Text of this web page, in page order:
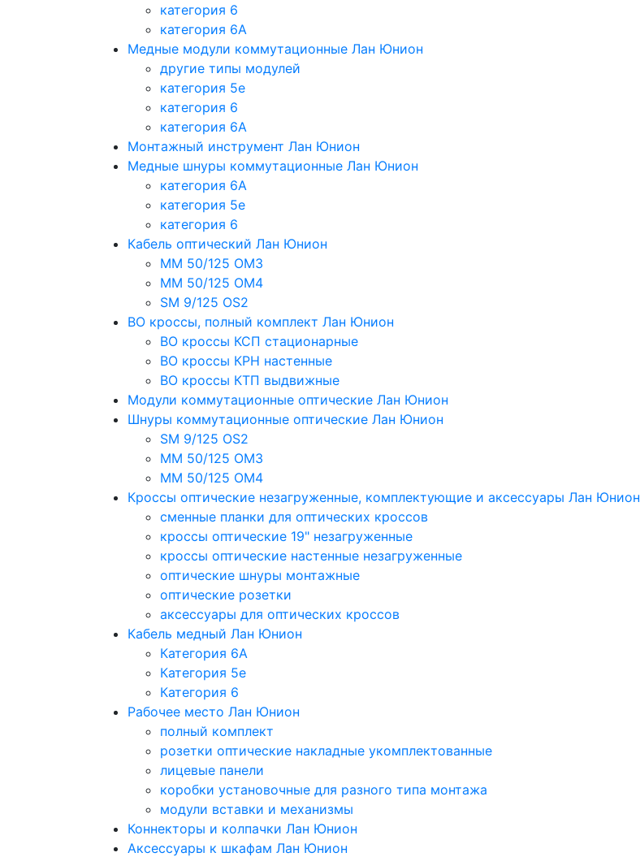
категория 6
категория 6A
Медные модули коммутационные Лан Юнион
другие типы модулей
категория 5е
категория 6
категория 6A
Монтажный инструмент Лан Юнион
Медные шнуры коммутационные Лан Юнион
категория 6A
категория 5e
категория 6
Кабель оптический Лан Юнион
MM 50/125 OM3
MM 50/125 OM4
SM 9/125 OS2
ВО кроссы, полный комплект Лан Юнион
ВО кроссы КСП стационарные
ВО кроссы КРН настенные
ВО кроссы КТП выдвижные
Модули коммутационные оптические Лан Юнион
Шнуры коммутационные оптические Лан Юнион
SM 9/125 OS2
MM 50/125 OM3
MM 50/125 OM4
Кроссы оптические незагруженные, комплектующие и аксессуары Лан Юнион
сменные планки для оптических кроссов
кроссы оптические 19" незагруженные
кроссы оптические настенные незагруженные
оптические шнуры монтажные
оптические розетки
аксессуары для оптических кроссов
Кабель медный Лан Юнион
Категория 6A
Категория 5e
Категория 6
Рабочее место Лан Юнион
полный комплект
розетки оптические накладные укомплектованные
лицевые панели
коробки установочные для разного типа монтажа
модули вставки и механизмы
Коннекторы и колпачки Лан Юнион
Аксессуары к шкафам Лан Юнион